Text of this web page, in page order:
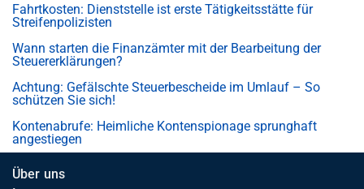
Fahrtkosten: Dienststelle ist erste Tätigkeitsstätte für
Streifenpolizisten
Wann starten die Finanzämter mit der Bearbeitung der
Steuererklärungen?
Achtung: Gefälschte Steuerbescheide im Umlauf – So
schützen Sie sich!
Kontenabrufe: Heimliche Kontenspionage sprunghaft
angestiegen
Über uns